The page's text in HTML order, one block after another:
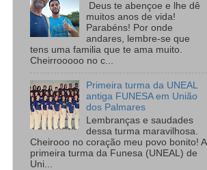
Deus te abençoe e lhe dê
muitos anos de vida!
Parabéns! Por onde
andares, lembre-se que
tens uma familia que te ama muito.
Cheirrooooo no c...
Primeira turma da UNEAL
antiga FUNESA em União
dos Palmares
Lembranças e saudades
dessa turma maravilhosa.
Cheirooo no coração meu povo bonito! A
primeira turma da Funesa (UNEAL) de
Uni...